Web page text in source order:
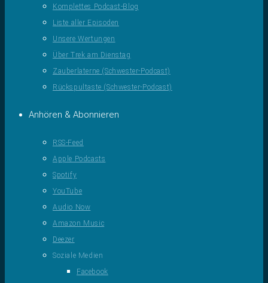
Komplettes Podcast-Blog
Liste aller Episoden
Unsere Wertungen
Über Trek am Dienstag
Zauberlaterne (Schwester-Podcast)
Rückspultaste (Schwester-Podcast)
Anhören & Abonnieren
RSS-Feed
Apple Podcasts
Spotify
YouTube
Audio Now
Amazon Music
Deezer
Soziale Medien
Facebook